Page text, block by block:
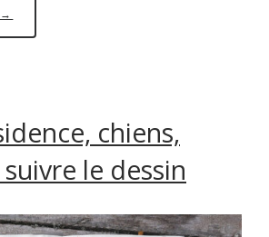
chiens,
le dessin